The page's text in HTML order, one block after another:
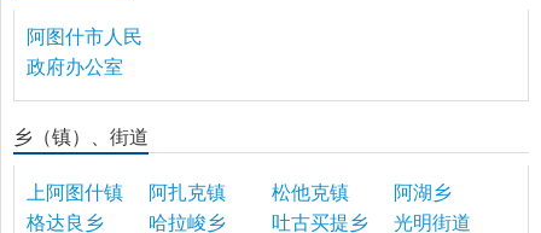
阿图什市人民
政府办公室
乡（镇）、街道
上阿图什镇 阿扎克镇 松他克镇
阿湖乡
格达良乡
哈拉峻乡 吐古买提乡
光明街道